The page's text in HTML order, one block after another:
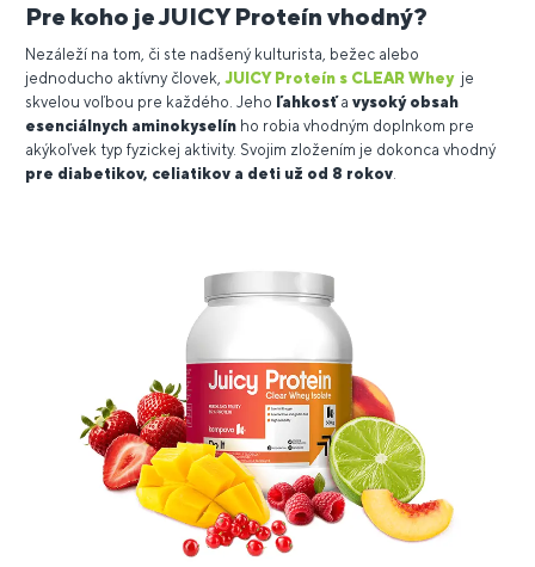
Pre koho je JUICY Proteín vhodný?
Nezáleží na tom, či ste nadšený kulturista, bežec alebo
jednoducho aktívny človek, JUICY Proteín s CLEAR Whey je
skvelou voľbou pre každého. Jeho ľahkosťa vysoký obsah
esenciálnych aminokyselín ho robia vhodným doplnkom pre
akýkoľvek typ fyzickej aktivity. Svojim zložením je dokonca vhodný
pre diabetikov, celiatikov a deti už od 8 rokov